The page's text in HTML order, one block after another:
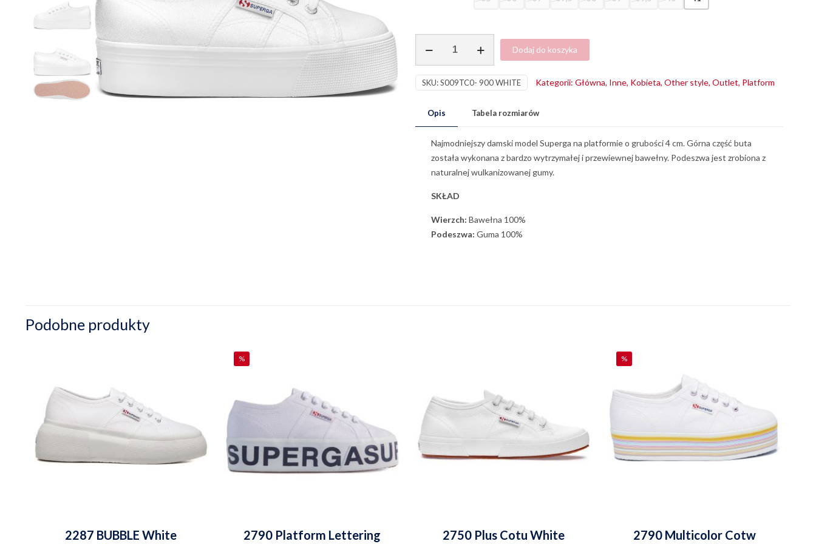
White
Dodaj do koszyka
SKU:S009TC0- 900 WHITE Kategorii: Główna, Inne, Kobieta, Other style, Outlet, Platform
Opis Tabela rozmiarów
Najmodniejszy damski model Superga na platformie o grubości 4 cm. Górna część buta
została wykonana z bardzo wytrzymałej i przewiewnej bawełny. Podeszwa jest zrobiona z
naturalnej wulkanizowanej gumy.
SKŁAD
Wierzch: Bawełna 100%
Podeszwa: Guma 100%
Podobne produkty
2287 BUBBLE White
%
2790 Platform Lettering 2750 Plus Cotu White
%
2790 Multicolor Cotw